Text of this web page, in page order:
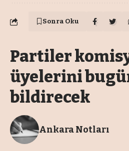
Sonra Oku
Partiler
üyelerini
bildirecek
Ankara Notları